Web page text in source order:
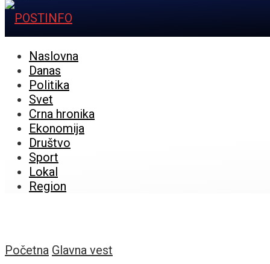
Naslovna
Danas
Politika
Svet
Crna hronika
Ekonomija
Društvo
Sport
Lokal
Region
Početna Glavna vest